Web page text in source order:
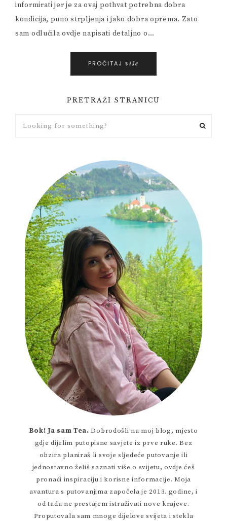
informirati jer je za ovaj pothvat potrebna dobra
kondicija, puno strpljenja i jako dobra oprema. Zato
sam odlučila ovdje napisati detaljno o…
PROČITAJ više
PRETRAŽI STRANICU
Bok! Ja sam Tea.Dobrodošli na moj blog, mjesto
gdje dijelim putopisne savjete iz prve ruke. Bez
obzira planiraš li svoje sljedeće putovanje ili
jednostavno želiš saznati više o svijetu, ovdje ćeš
pronaći inspiraciju i korisne informacije. Moja
avantura s putovanjima započela je 2013. godine, i
od tada ne prestajem istraživati nove krajeve.
Proputovala sam mnoge dijelove svijeta i stekla